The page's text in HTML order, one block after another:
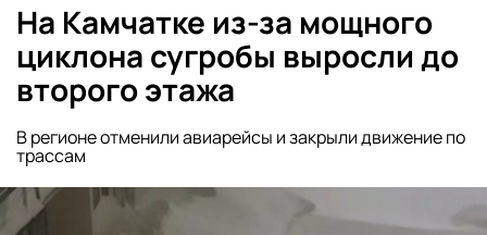
На Камчатке из-за мощного
циклона сугробы выросли до
второго этажа
В регионе отменили авиарейсы и закрыли движение по
трассам